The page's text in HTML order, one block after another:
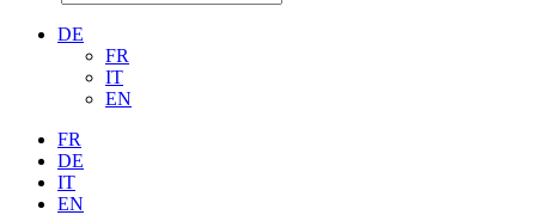
DE
FR
IT
EN
FR
DE
IT
EN